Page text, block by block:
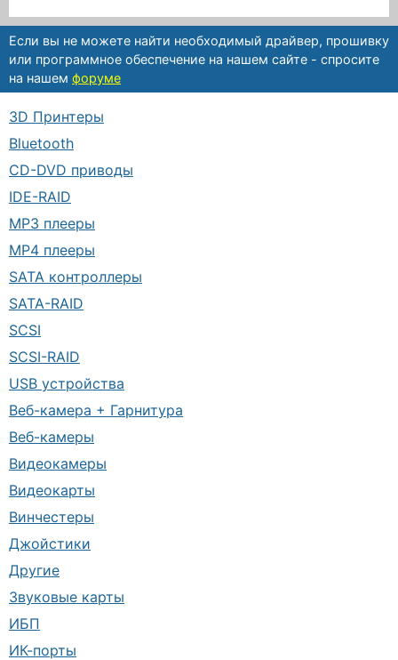
Если вы не можете найти необходимый драйвер, прошивку
или программное обеспечение на нашем сайте - спросите
на нашем форуме
3D Принтеры
Bluetooth
CD-DVD приводы
IDE-RAID
MP3 плееры
MP4 плееры
SATA контроллеры
SATA-RAID
SCSI
SCSI-RAID
USB устройства
Веб-камера + Гарнитура
Веб-камеры
Видеокамеры
Видеокарты
Винчестеры
Джойстики
Другие
Звуковые карты
ИБП
ИК-порты